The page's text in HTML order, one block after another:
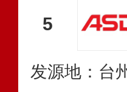
5
发源地：台